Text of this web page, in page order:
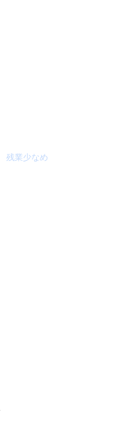
残業少なめ